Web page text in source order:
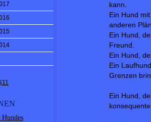
kann.
Ein Hund
anderen
Ein Hund,
Freund.
Ein Hund,
Ein
Grenzen
Ein Hund,